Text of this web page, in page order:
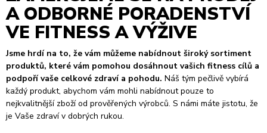
A ODBORNÉ PORADENSTVÍ
VE FITNESS A VÝŽIVE
Jsme hrdí na to, že vám můžeme nabídnout široký sortiment
produktů, které vám pomohou dosáhnout vašich fitness cílů a
podpoří vaše celkové zdraví a pohodu. Náš tým pečlivě vybírá
každý produkt, abychom vám mohli nabídnout pouze to
nejkvalitnější zboží od prověřených výrobců. S námi máte jistotu, že
je Vaše zdraví v dobrých rukou.